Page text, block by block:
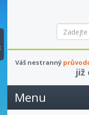
Váš nestranný
již
Menu